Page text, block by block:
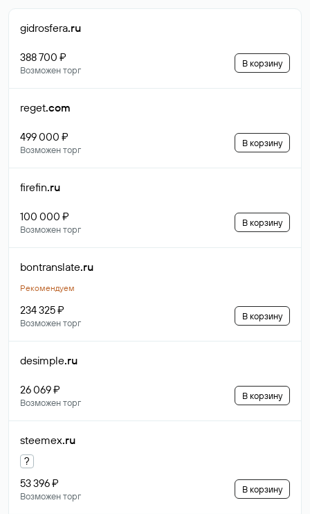
gidrosfera.ru
388 700 ₽
Возможен торг
В корзину
reget.com
499 000 ₽
Возможен торг
В корзину
firefin.ru
100 000 ₽
Возможен торг
В корзину
bontranslate.ru
Рекомендуем
234 325 ₽
Возможен торг
В корзину
desimple.ru
26 069 ₽
Возможен торг
В корзину
steemex.ru
?
53 396 ₽
Возможен торг
В корзину